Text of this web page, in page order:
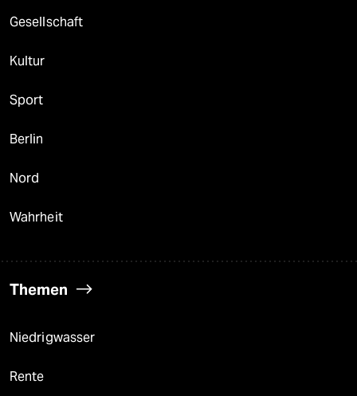
Gesellschaft
Kultur
Sport
Berlin
Nord
Wahrheit
Themen
Niedrigwasser
Rente